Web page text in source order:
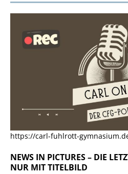
https://carl-fuhlrott-
NEWS IN PICTURES – DIE
NUR MIT TITELBILD